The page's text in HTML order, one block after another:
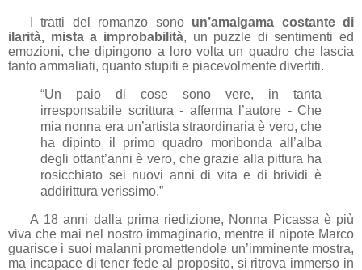
I tratti del romanzo sono un’amalgama costante di
ilarità, mista a improbabilità, un puzzle di sentimenti ed
emozioni, che dipingono a loro volta un quadro che lascia
tanto ammaliati, quanto stupiti e piacevolmente divertiti.
“Un paio di cose sono vere, in tanta
irresponsabile scrittura - afferma l’autore - Che
mia nonna era un’artista straordinaria è vero, che
ha dipinto il primo quadro moribonda all’alba
degli ottant’anni è vero, che grazie alla pittura ha
rosicchiato sei nuovi anni di vita e di brividi è
addirittura verissimo.”
A 18 anni dalla prima riedizione, Nonna Picassa è più
viva che mai nel nostro immaginario, mentre il nipote Marco
guarisce i suoi malanni promettendole un’imminente mostra,
ma incapace di tener fede al proposito, si ritrova immerso in